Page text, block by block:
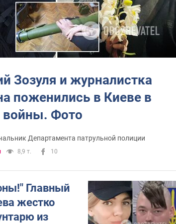
Зозуля и журналистка
поженились в Киеве в
войны. Фото
Департамента патрульной полиции
8,9 т. 10
Главный
жестко
из